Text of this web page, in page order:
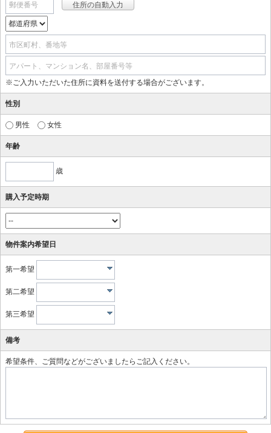
郵便番号
市区町村、番地等
アパート、マンション名、部屋番号等
※ご入力いただいた住所に資料を送付する場合がございます。
性別
男性 女性
年齢
歳
購入予定時期
物件案内希望日
第一希望
第二希望
第三希望
備考
希望条件、ご質問などがございましたらご記入ください。